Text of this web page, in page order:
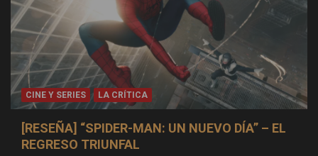
CINE Y SERIES LA CRÍTICA
[RESEÑA] “SPIDER-MAN: UN NUEVO DÍA” – EL
REGRESO TRIUNFAL